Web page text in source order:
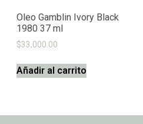
Oleo Gamblin Ivory Black
1980 37 ml
$33,000.00
Añadir al carrito